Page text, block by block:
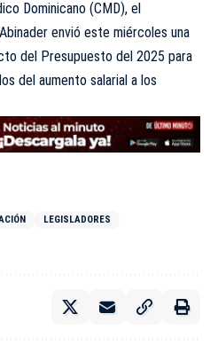
Dominicano (CMD), el
envió este miércoles una
del Presupuesto del 2025 para
del aumento salarial a los
LEGISLADORES